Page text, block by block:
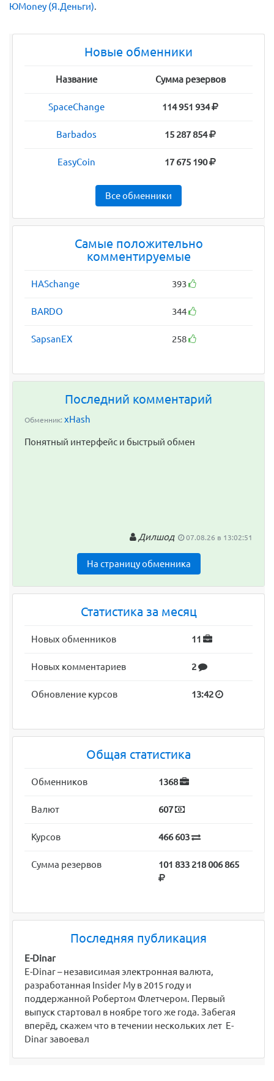
ЮMoney (Я.Деньги).
Новые обменники
Название Сумма резервов
SpaceChange 114 951 934
Barbados 15 287 854
EasyCoin 17 675 190
Все обменники
Самые положительно
комментируемые
HASchange 393
BARDO 344
SapsanEX 258
Последний комментарий
Обменник: xHash
Понятный интерфейс и быстрый обмен
Дилшод 07.08.26 в 13:02:51
На страницу обменника
Статистика за месяц
Новых обменников 11
Новых комментариев 2
Обновление курсов 13:42
Общая статистика
Обменников 1368
Валют 607
Курсов 466 603
Сумма резервов 101 833 218 006 865
Последняя публикация
E-Dinar
E-Dinar – независимая электронная валюта,
разработанная Insider My в 2015 году и
поддержанной Робертом Флетчером. Первый
выпуск стартовал в ноябре того же года. Забегая
вперёд, скажем что в течении нескольких лет E-
Dinar завоевал